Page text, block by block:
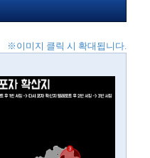
※이미지 클릭 시 확대됩니다.